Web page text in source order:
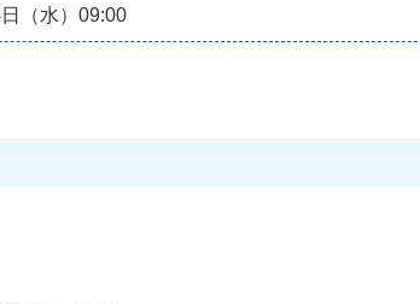
（水）09:00